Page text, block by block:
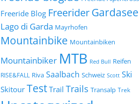
Freeride Blog FreeriderGardasee
Lago di Garda Mayrhofen
Mountainbike Mountainbiken
Mountainbiker MTB Red Bull Reifen
RISE&FALL Riva Saalbach Schweiz Scott Ski
Skitour Test Trail Trails Transalp Trek